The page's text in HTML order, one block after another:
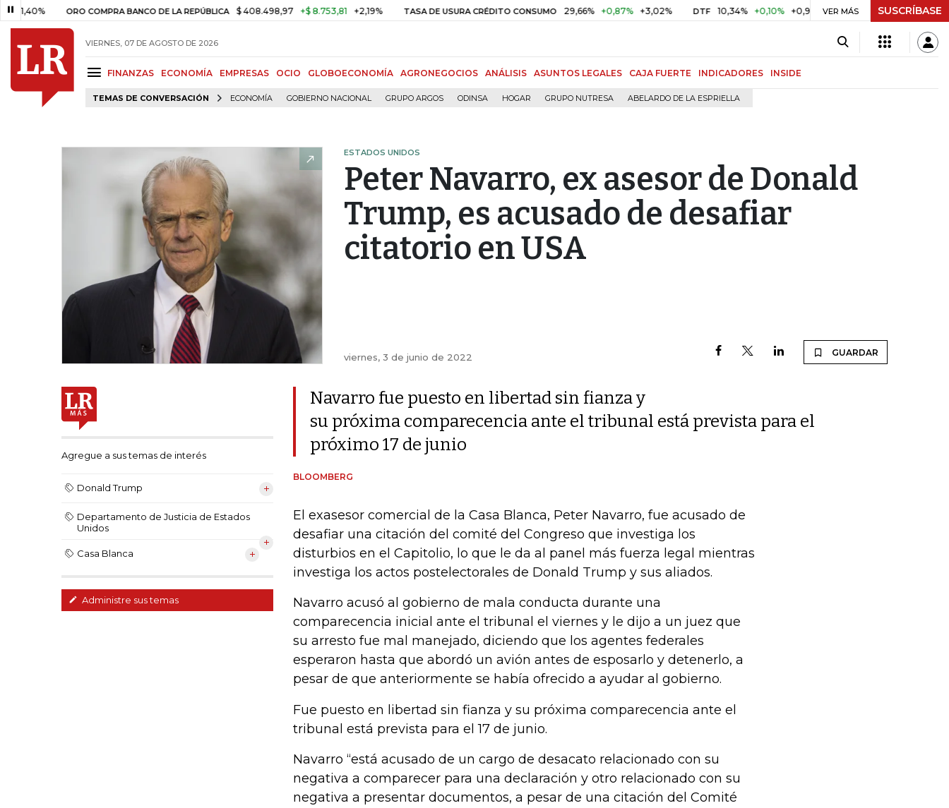
ORO COMPRA BANCO DE LA REPÚBLICA $ 408.498,97 +$ 8.753,81 +2,19% TASA DE USURA CRÉDITO CONSUMO 29,66% +0,87% +3,02% DTF 10,34% +0,10% +0,98% UVR $ 416,96 +$ 0,05 +0,01%
VER MÁS SUSCRÍBASE
VIERNES, 07 DE AGOSTO DE 2026
FINANZAS ECONOMÍA EMPRESAS OCIO GLOBOECONOMÍA AGRONEGOCIOS ANÁLISIS ASUNTOS LEGALES CAJA FUERTE INDICADORES INSIDE
TEMAS DE CONVERSACIÓN ECONOMÍA GOBIERNO NACIONAL GRUPO ARGOS ODINSA HOGAR GRUPO NUTRESA ABELARDO DE LA ESPRIELLA
ESTADOS UNIDOS
Peter Navarro, ex asesor de Donald
Trump, es acusado de desafiar
citatorio en USA
viernes, 3 de junio de 2022 GUARDAR
Agregue a sus temas de interés
Donald Trump
Departamento de Justicia de Estados
Unidos
Casa Blanca
Administre sus temas
Navarro fue puesto en libertad sin fianza y
su próxima comparecencia ante el tribunal está prevista para el
próximo 17 de junio
BLOOMBERG
El exasesor comercial de la Casa Blanca, Peter Navarro, fue acusado de
desafiar una citación del comité del Congreso que investiga los
disturbios en el Capitolio, lo que le da al panel más fuerza legal mientras
investiga los actos postelectorales de Donald Trump y sus aliados.
Navarro acusó al gobierno de mala conducta durante una
comparecencia inicial ante el tribunal el viernes y le dijo a un juez que
su arresto fue mal manejado, diciendo que los agentes federales
esperaron hasta que abordó un avión antes de esposarlo y detenerlo, a
pesar de que anteriormente se había ofrecido a ayudar al gobierno.
Fue puesto en libertad sin fianza y su próxima comparecencia ante el
tribunal está prevista para el 17 de junio.
Navarro “está acusado de un cargo de desacato relacionado con su
negativa a comparecer para una declaración y otro relacionado con su
negativa a presentar documentos, a pesar de una citación del Comité